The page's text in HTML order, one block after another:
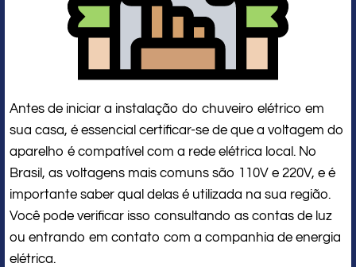
Antes de iniciar a instalação do chuveiro elétrico em
sua casa, é essencial certificar-se de que a voltagem do
aparelho é compatível com a rede elétrica local. No
Brasil, as voltagens mais comuns são 110V e 220V, e é
importante saber qual delas é utilizada na sua região.
Você pode verificar isso consultando as contas de luz
ou entrando em contato com a companhia de energia
elétrica.